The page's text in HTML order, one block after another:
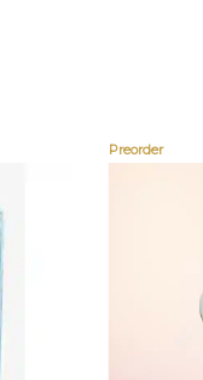
Preorder